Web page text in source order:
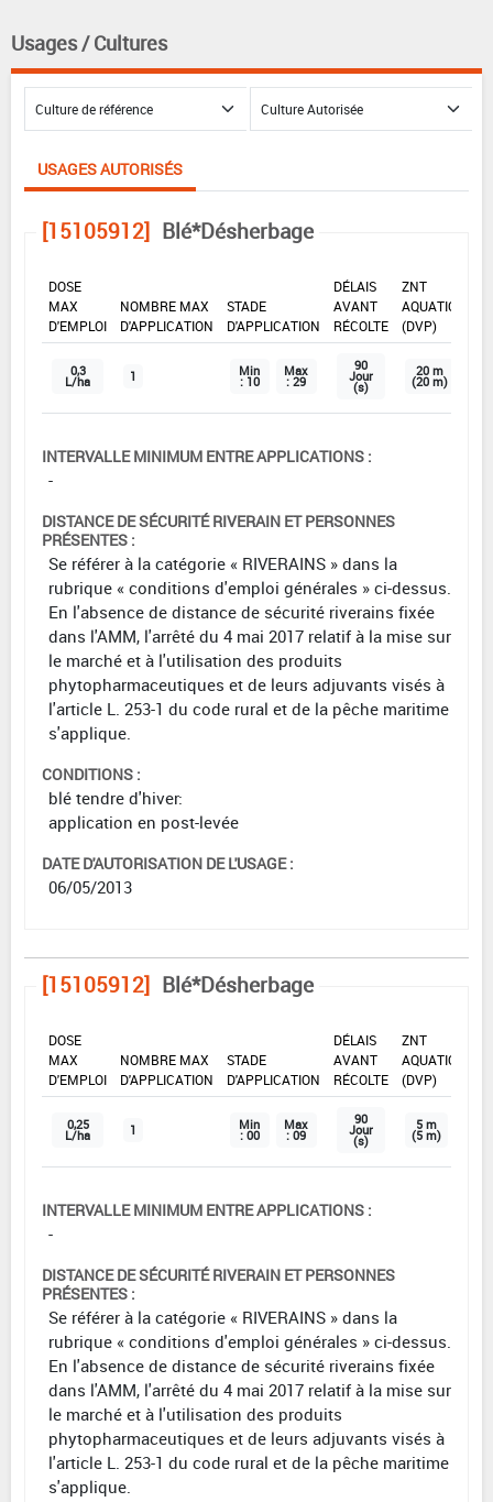
Usages / Cultures
USAGES AUTORISÉS
[15105912] Blé*Désherbage
DOSE
MAX
D'EMPLOI
NOMBRE MAX
D'APPLICATION
STADE
D'APPLICATION
DÉLAIS
AVANT
RÉCOLTE
ZNT
AQUATIQUE
(DVP)
0,3
L/ha 1 Min
: 10
Max
: 29
90
Jour
(s)
20 m
(20 m)
INTERVALLE MINIMUM ENTRE APPLICATIONS :
-
DISTANCE DE SÉCURITÉ RIVERAIN ET PERSONNES
PRÉSENTES :
Se référer à la catégorie « RIVERAINS » dans la
rubrique « conditions d'emploi générales » ci-dessus.
En l'absence de distance de sécurité riverains fixée
dans l'AMM, l'arrêté du 4 mai 2017 relatif à la mise sur
le marché et à l'utilisation des produits
phytopharmaceutiques et de leurs adjuvants visés à
l'article L. 253-1 du code rural et de la pêche maritime
s'applique.
CONDITIONS :
blé tendre d'hiver:
application en post-levée
DATE D'AUTORISATION DE L'USAGE :
06/05/2013
[15105912] Blé*Désherbage
DOSE
MAX
D'EMPLOI
NOMBRE MAX
D'APPLICATION
STADE
D'APPLICATION
DÉLAIS
AVANT
RÉCOLTE
ZNT
AQUATIQUE
(DVP)
0,25
L/ha 1 Min
: 00
Max
: 09
90
Jour
(s)
5 m
(5 m)
INTERVALLE MINIMUM ENTRE APPLICATIONS :
-
DISTANCE DE SÉCURITÉ RIVERAIN ET PERSONNES
PRÉSENTES :
Se référer à la catégorie « RIVERAINS » dans la
rubrique « conditions d'emploi générales » ci-dessus.
En l'absence de distance de sécurité riverains fixée
dans l'AMM, l'arrêté du 4 mai 2017 relatif à la mise sur
le marché et à l'utilisation des produits
phytopharmaceutiques et de leurs adjuvants visés à
l'article L. 253-1 du code rural et de la pêche maritime
s'applique.